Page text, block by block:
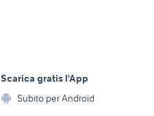
Biciclette
Scarica gratis l'App
Subito per Android